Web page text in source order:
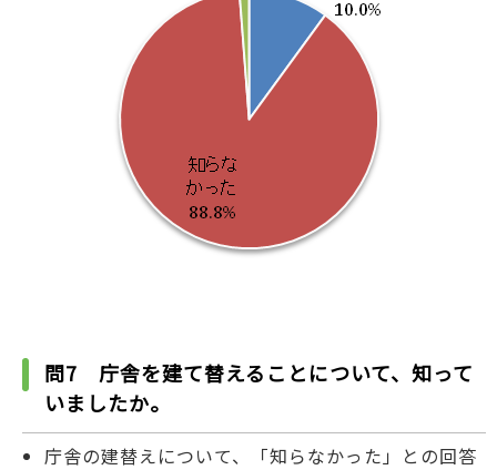
問7 庁舎を建て替えることについて、知って
いましたか。
庁舎の建替えについて、「知らなかった」との回答